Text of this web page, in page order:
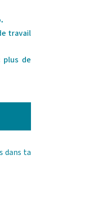
travail
plus de
dans ta